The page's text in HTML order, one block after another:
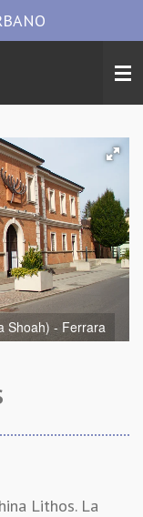
Shoah) - Ferrara
Lithos. La